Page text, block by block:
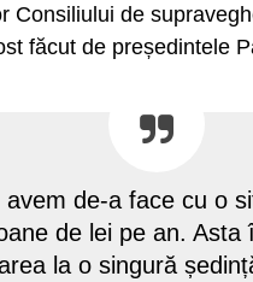
Consiliului de
făcut de președintele
de-a face cu o
de lei pe an.
la o singură